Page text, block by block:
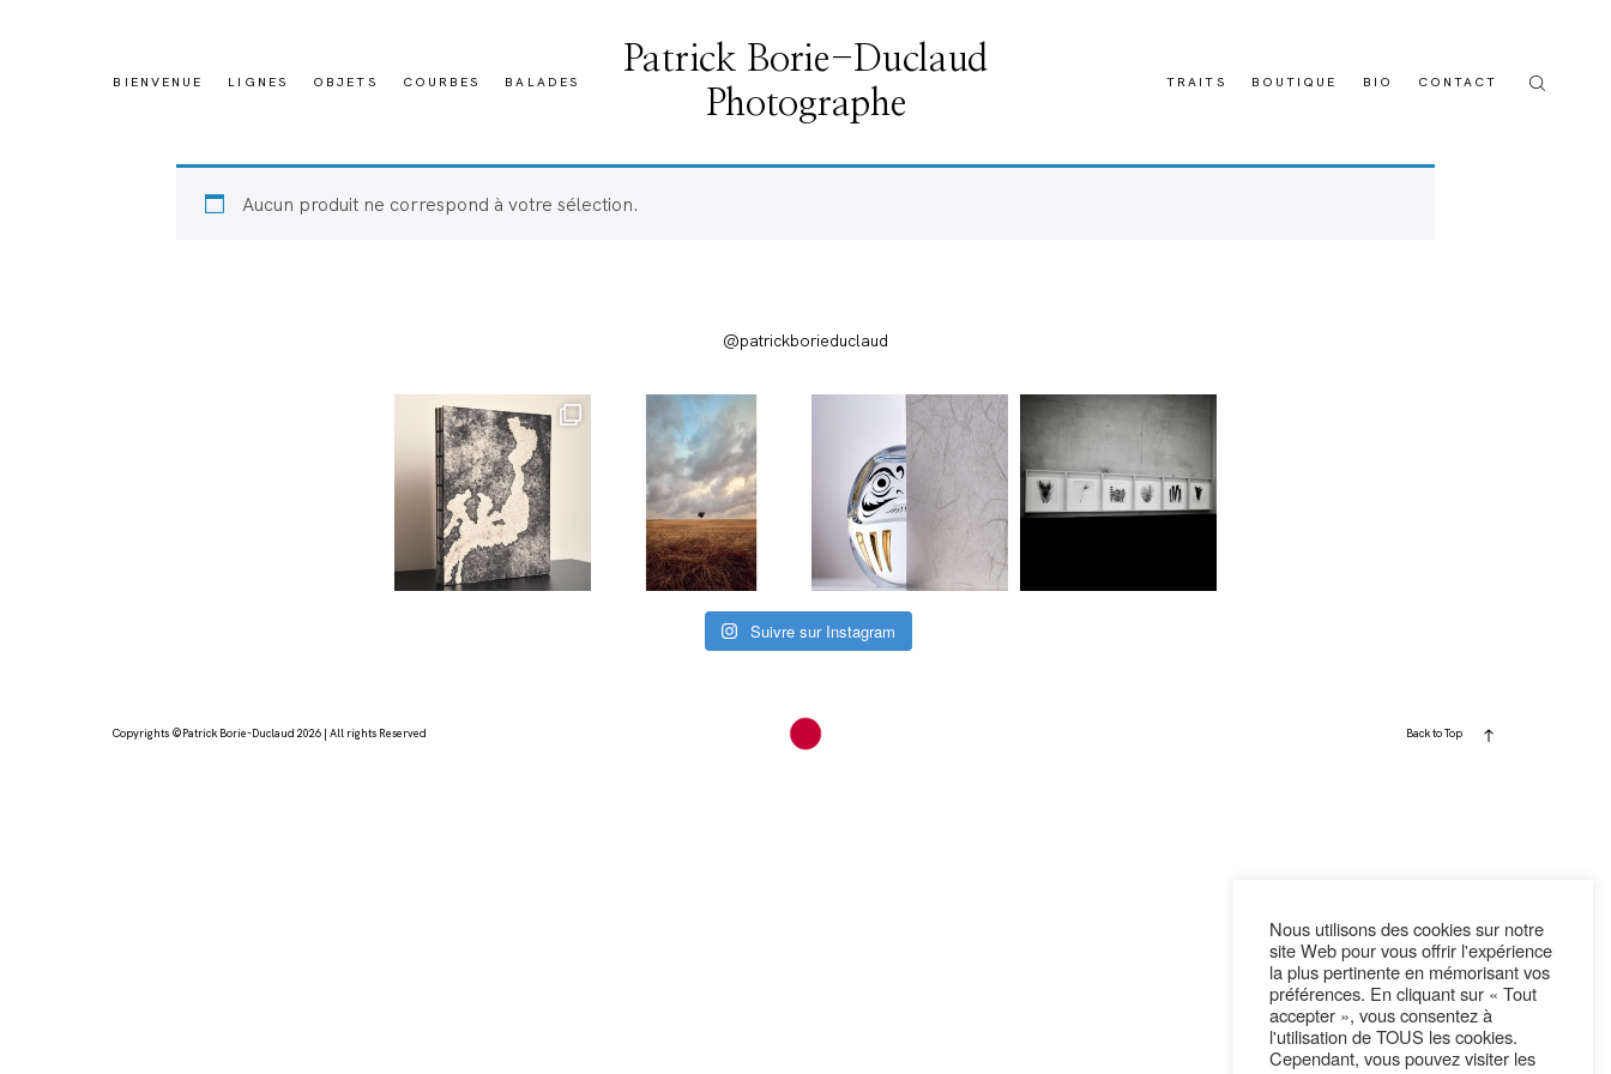
BIENVENUE LIGNES OBJETS COURBES BALADES
Patrick Borie-Duclaud
Photographe
TRAITS BOUTIQUE BIO CONTACT
Aucun produit ne correspond à votre sélection.
@patrickborieduclaud
Suivre sur Instagram
Copyrights ©Patrick Borie-Duclaud 2026 | All rights Reserved Back to Top
Nous utilisons des cookies sur notre
site Web pour vous offrir l'expérience
la plus pertinente en mémorisant vos
préférences. En cliquant sur « Tout
accepter », vous consentez à
l'utilisation de TOUS les cookies.
Cependant, vous pouvez visiter les